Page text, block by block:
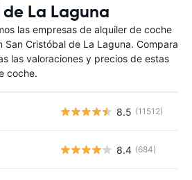
La Laguna
las empresas de alquiler de coche
San Cristóbal de La Laguna. Compara
las valoraciones y precios de estas
coche.
8.5 (11512)
8.4 (684)